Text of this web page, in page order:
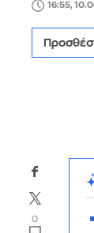
16:55,
0